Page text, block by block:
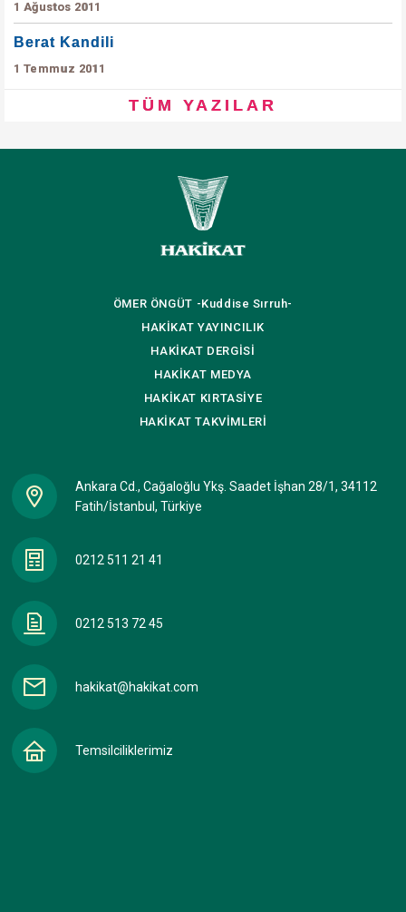
1 Ağustos 2011
Berat Kandili
1 Temmuz 2011
TÜM YAZILAR
ÖMER ÖNGÜT -Kuddise Sırruh-
HAKİKAT YAYINCILIK
HAKİKAT DERGİSİ
HAKİKAT MEDYA
HAKİKAT KIRTASİYE
HAKİKATTAKVİMLERİ
Ankara Cd., Cağaloğlu Ykş. Saadet İşhan 28/1, 34112
Fatih/İstanbul, Türkiye
0212 511 21 41
0212 513 72 45
hakikat@hakikat.com
Temsilciliklerimiz